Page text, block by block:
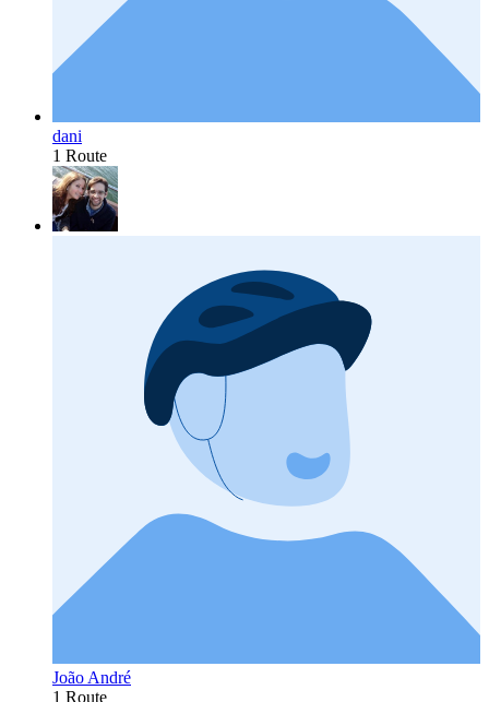
dani
1 Route
João André
1 Route